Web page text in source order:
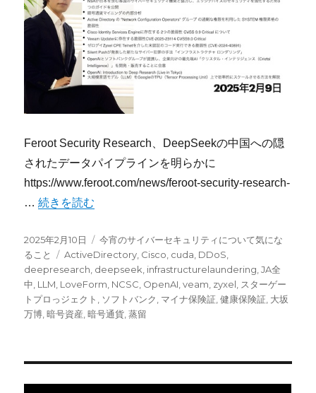
Feroot Security Research、DeepSeekの中国への隠
されたデータパイプラインを明らかに
https://www.feroot.com/news/feroot-security-research-
…“今宵のサイバーセキュリティについて気になること
続きを読む
投
稿
日:
2025年2月10日
カ
テ
ゴ
リ
ー
今宵のサイバーセキュリティについて気にな
ること
タ
グ
ActiveDirectory Cisco cuda DDoS
deepresearch deepseek infrastructurelaundering ,JA全
中 LLM LoveForm NCSC OpenAI ,veam zyxel スターゲー
トプロっジェクト
ソフトバンク マイナ保険証 ,健康保険証 大坂
万博 ,暗号資産 ,暗号通貨 ,蒸留